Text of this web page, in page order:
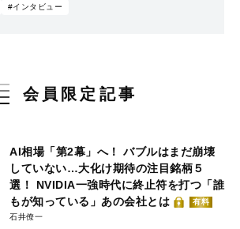
#インタビュー
会員限定記事
AI相場「第2幕」へ！ バブルはまだ崩壊
していない…大化け期待の注目銘柄５
選！ NVIDIA一強時代に終止符を打つ「誰
もが知っている」あの会社とは
有料
石井僚一